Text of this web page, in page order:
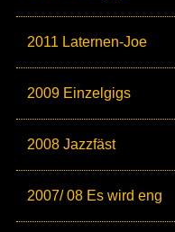
2011 Laternen-Joe
2009 Einzelgigs
2008 Jazzfäst
2007/ 08 Es wird eng